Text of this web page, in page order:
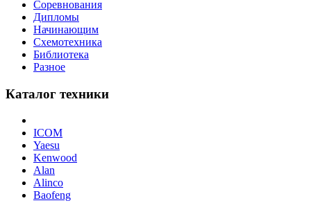
Соревнования
Дипломы
Начинающим
Схемотехника
Библиотека
Разное
Каталог техники
ICOM
Yaesu
Kenwood
Alan
Alinco
Baofeng